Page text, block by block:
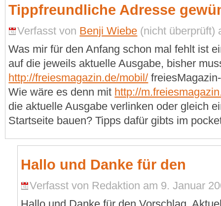
Tippfreundliche Adresse
Verfasst von Benji Wiebe (nicht überprüft)
Was mir für den Anfang schon mal fehlt ist
auf die jeweils aktuelle Ausgabe, bisher
http://freiesmagazin.de/mobil/
Wie wäre es denn mit http://
die aktuelle Ausgabe verlinken oder gleich
Startseite bauen? Tipps dafür gibts im
Hallo und Danke für den
Verfasst von Redaktion am 9. Januar